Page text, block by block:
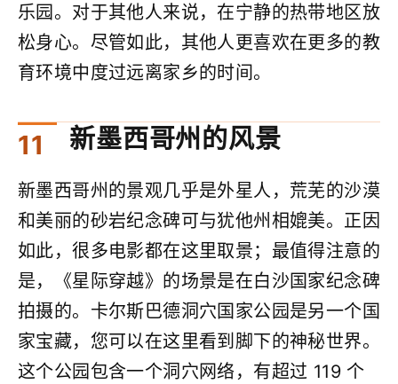
乐园。对于其他人来说，在宁静的热带地区放
松身心。尽管如此，其他人更喜欢在更多的教
育环境中度过远离家乡的时间。
新墨西哥州的风景
新墨西哥州的景观几乎是外星人，荒芜的沙漠
和美丽的砂岩纪念碑可与犹他州相媲美。正因
如此，很多电影都在这里取景；最值得注意的
是，《星际穿越》的场景是在白沙国家纪念碑
拍摄的。卡尔斯巴德洞穴国家公园是另一个国
家宝藏，您可以在这里看到脚下的神秘世界。
这个公园包含一个洞穴网络，有超过 119 个